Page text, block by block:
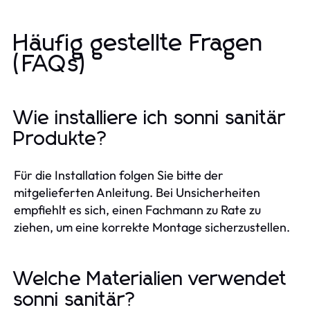
Häufig gestellte Fragen
(FAQs)
Wie installiere ich sonni sanitär
Produkte?
Für die Installation folgen Sie bitte der
mitgelieferten Anleitung. Bei Unsicherheiten
empfiehlt es sich, einen Fachmann zu Rate zu
ziehen, um eine korrekte Montage sicherzustellen.
Welche Materialien verwendet
sonni sanitär?